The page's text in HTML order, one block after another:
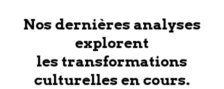
Nos dernières analyses
explorent
les transformations
culturelles en cours.